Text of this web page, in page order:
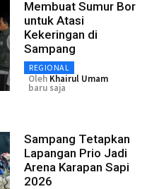
Membuat Sumur Bor
untuk Atasi
Kekeringan di
Sampang
REGIONAL
Oleh Khairul Umam
baru saja
Sampang Tetapkan
Lapangan Prio Jadi
Arena Karapan Sapi
2026